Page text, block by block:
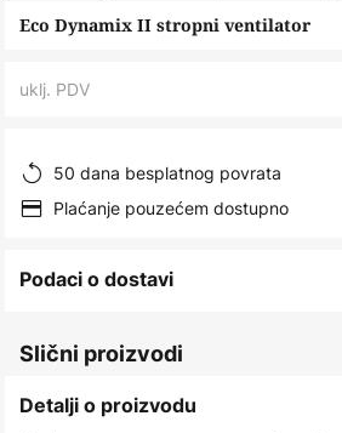
Skip
beginning
the
images
Eco Dynamix II stropni ventilator
uklj. PDV
50 dana besplatnog povrata
Plaćanje pouzećem dostupno
Podaci o dostavi
Slični proizvodi
Detalji o proizvodu